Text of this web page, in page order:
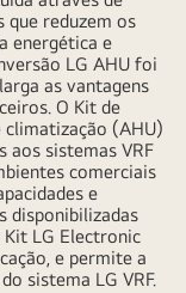
reduzem os
energética e
LG AHU foi
as vantagens
O Kit de
climatização (AHU)
aos sistemas VRF
comerciais
e
disponibilizadas
Kit LG Electronic
e permite a
sistema LG VRF.